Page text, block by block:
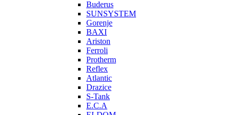
Buderus
SUNSYSTEM
Gorenje
BAXI
Ariston
Ferroli
Protherm
Reflex
Atlantic
Drazice
S-Tank
E.C.A